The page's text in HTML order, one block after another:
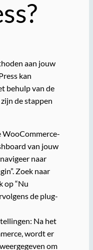
aan jouw
kan
behulp van de
de stappen
WooCommerce-
van jouw
naar
Zoek naar
op “Nu
de plug-
Na het
wordt er
om